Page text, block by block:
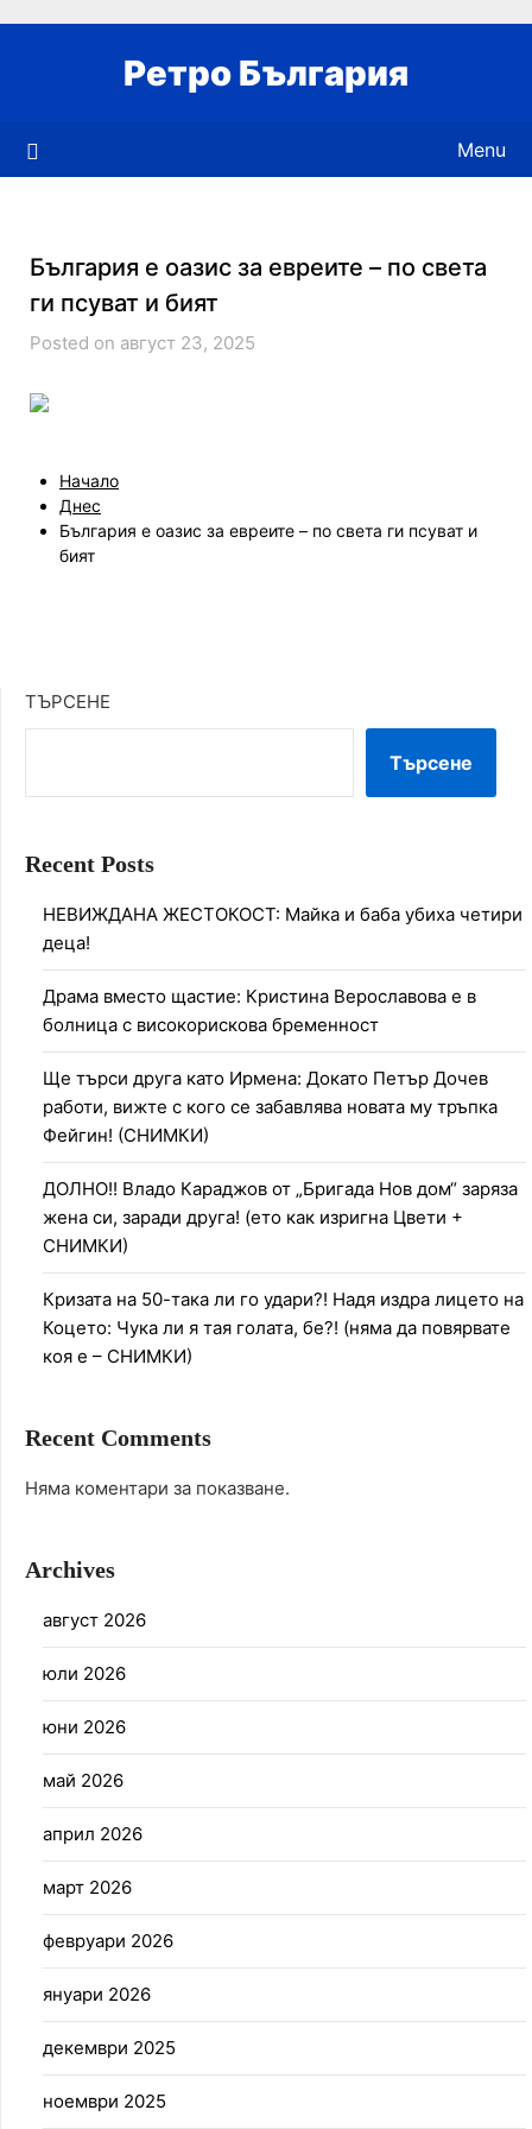
Ретро България
Menu
България е оазис за евреите – по света
ги псуват и бият
Posted on август 23, 2025
Начало
Днес
България е оазис за евреите – по света ги псуват и
бият
ТЪРСЕНЕ
Търсене
Recent Posts
НЕВИЖДАНА ЖЕСТОКОСТ: Майка и баба убиха четири
деца!
Драма вместо щастие: Кристина Верославова е в
болница с високорискова бременност
Ще търси друга като Ирмена: Докато Петър Дочев
работи, вижте с кого се забавлява новата му тръпка
Фейгин! (СНИМКИ)
ДОЛНО!! Владо Караджов от „Бригада Нов дом“ заряза
жена си, заради друга! (ето как изригна Цвети +
СНИМКИ)
Кризата на 50-така ли го удари?! Надя издра лицето на
Коцето: Чука ли я тая голата, бе?! (няма да повярвате
коя е – СНИМКИ)
Recent Comments
Няма коментари за показване.
Archives
август 2026
юли 2026
юни 2026
май 2026
април 2026
март 2026
февруари 2026
януари 2026
декември 2025
ноември 2025